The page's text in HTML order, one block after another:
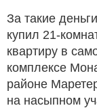
За такие
купил 21-
квартиру в
комплексе
районе
на насыпном